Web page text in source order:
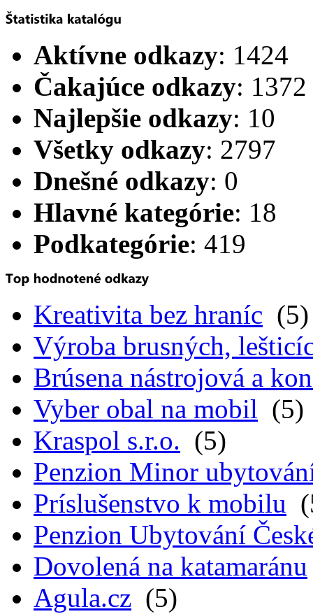
Aktívne odkazy: 1424
Čakajúce odkazy: 1372
Najlepšie odkazy: 10
Všetky odkazy: 2797
Dnešné odkazy: 0
Hlavné kategórie: 18
Podkategórie: 419
Kreativita bez hraníc (5)
Výroba brusných,
Brúsena nástrojová a
Vyber obal na mobil (5)
Kraspol s.r.o. (5)
Penzion Minor
Príslušenstvo k mobilu
Penzion Ubytování
Dovolená na katamaránu
Agula.cz (5)